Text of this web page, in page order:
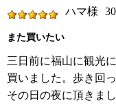
ハマ様
また買いたい
三日前に福山に観光
買いました。歩き回
その日の夜に頂きま